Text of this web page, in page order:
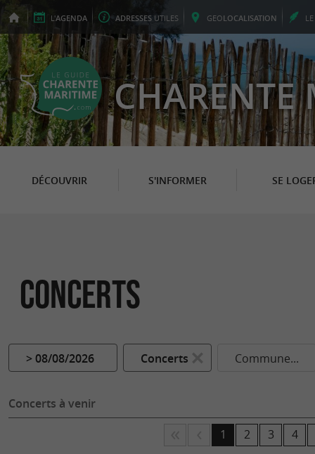
L'AGENDA ADRESSES UTILES GEOLOCALISATION LE
CHARENTE
DÉCOUVRIR S'INFORMER SE
Concerts
> 08/08/2026 Concerts Commune...
Concerts à venir
1 2 3 4